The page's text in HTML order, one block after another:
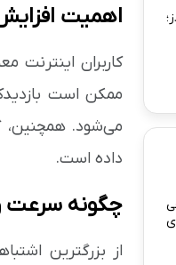
اهمیت
ممکن است
می‌شود. همچنین،
داده است.
چگونه سرعت
از بزرگترین